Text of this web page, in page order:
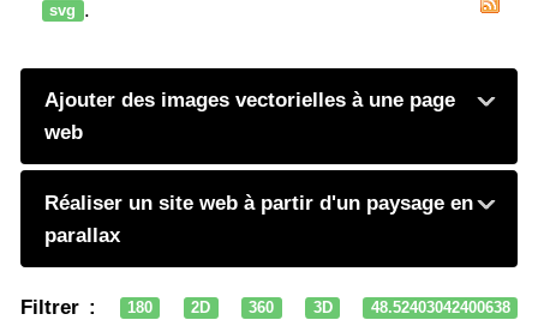
svg .
Ajouter des images vectorielles à une page
web
Réaliser un site web à partir d'un paysage en
parallax
Filtrer : 180 2D 360 3D
48.52403042400638